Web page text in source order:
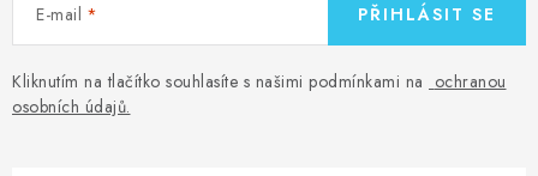
E-mail
Kliknutím na tlačítko souhlasíte s našimi podmínkami na ochranou
osobních údajů.
PŘIHLÁSIT SE